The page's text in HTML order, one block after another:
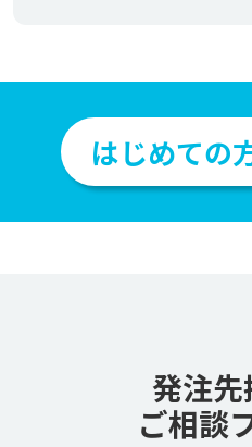
はじめての
発注
ご相談